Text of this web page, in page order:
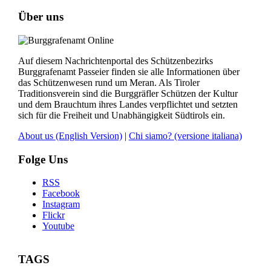
Über uns
Auf diesem Nachrichtenportal des Schützenbezirks
Burggrafenamt Passeier finden sie alle Informationen über
das Schützenwesen rund um Meran. Als Tiroler
Traditionsverein sind die Burggräfler Schützen der Kultur
und dem Brauchtum ihres Landes verpflichtet und setzten
sich für die Freiheit und Unabhängigkeit Südtirols ein.
About us (English Version)| Chi siamo? (versione italiana)
Folge Uns
RSS
Facebook
Instagram
Flickr
Youtube
TAGS